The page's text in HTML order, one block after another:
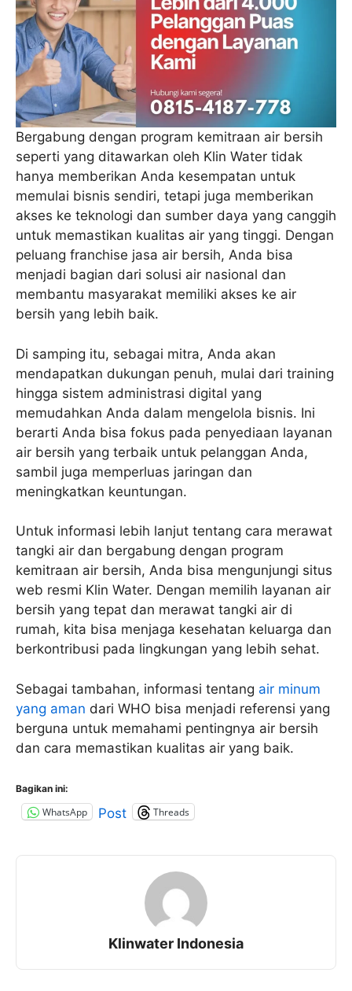
Bergabung dengan program kemitraan air bersih
seperti yang ditawarkan oleh Klin Water tidak
hanya memberikan Anda kesempatan untuk
memulai bisnis sendiri, tetapi juga memberikan
akses ke teknologi dan sumber daya yang canggih
untuk memastikan kualitas air yang tinggi. Dengan
peluang franchise jasa air bersih, Anda bisa
menjadi bagian dari solusi air nasional dan
membantu masyarakat memiliki akses ke air
bersih yang lebih baik.
Di samping itu, sebagai mitra, Anda akan
mendapatkan dukungan penuh, mulai dari training
hingga sistem administrasi digital yang
memudahkan Anda dalam mengelola bisnis. Ini
berarti Anda bisa fokus pada penyediaan layanan
air bersih yang terbaik untuk pelanggan Anda,
sambil juga memperluas jaringan dan
meningkatkan keuntungan.
Untuk informasi lebih lanjut tentang cara merawat
tangki air dan bergabung dengan program
kemitraan air bersih, Anda bisa mengunjungi situs
web resmi Klin Water. Dengan memilih layanan air
bersih yang tepat dan merawat tangki air di
rumah, kita bisa menjaga kesehatan keluarga dan
berkontribusi pada lingkungan yang lebih sehat.
Sebagai tambahan, informasi tentang air minum
yang aman dari WHO bisa menjadi referensi yang
berguna untuk memahami pentingnya air bersih
dan cara memastikan kualitas air yang baik.
Bagikan ini:
WhatsApp Post Threads
Klinwater Indonesia